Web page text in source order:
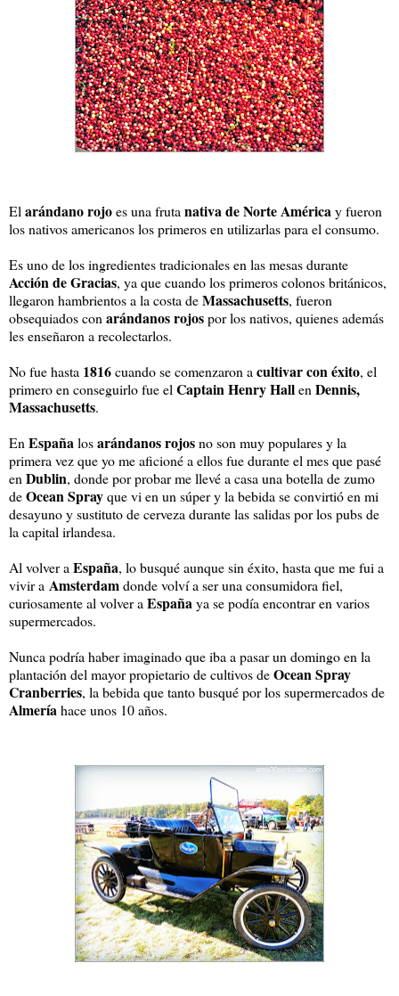
El arándano rojoes una fruta nativa de Norte Américay fueron
los nativos americanos los primeros en utilizarlas para el consumo.
Es uno de los ingredientes tradicionales en las mesas durante
Acción de Gracias, ya que cuando los primeros colonos británicos,
llegaron hambrientos a la costa deMassachusetts, fueron
obsequiados con arándanos rojospor los nativos, quienes además
les enseñaron a recolectarlos.
No fue hasta 1816cuando se comenzaron a cultivar con éxito, el
primero en conseguirlo fue el Captain Henry Hallen Dennis,
Massachusetts.
En Españalosarándanos rojosno son muy populares y la
primera vez que yo me aficioné a ellos fue durante el mes que pasé
en Dublin, donde por probar me llevé a casa una botella de zumo
deOcean Sprayque vi en un súper y la bebida se convirtió en mi
desayuno y sustituto de cerveza durante las salidas por los pubs de
la capital irlandesa.
Al volver a España, lo busqué aunque sin éxito, hasta que me fui a
vivir a Amsterdamdonde volví a ser una consumidora fiel,
curiosamente al volver a Españaya se podía encontrar en varios
supermercados.
Nunca podría haber imaginado que iba a pasar un domingo en la
plantación del mayor propietario de cultivos deOcean Spray
Cranberries, la bebida que tanto busqué por los supermercados de
Almeríahace unos 10 años.